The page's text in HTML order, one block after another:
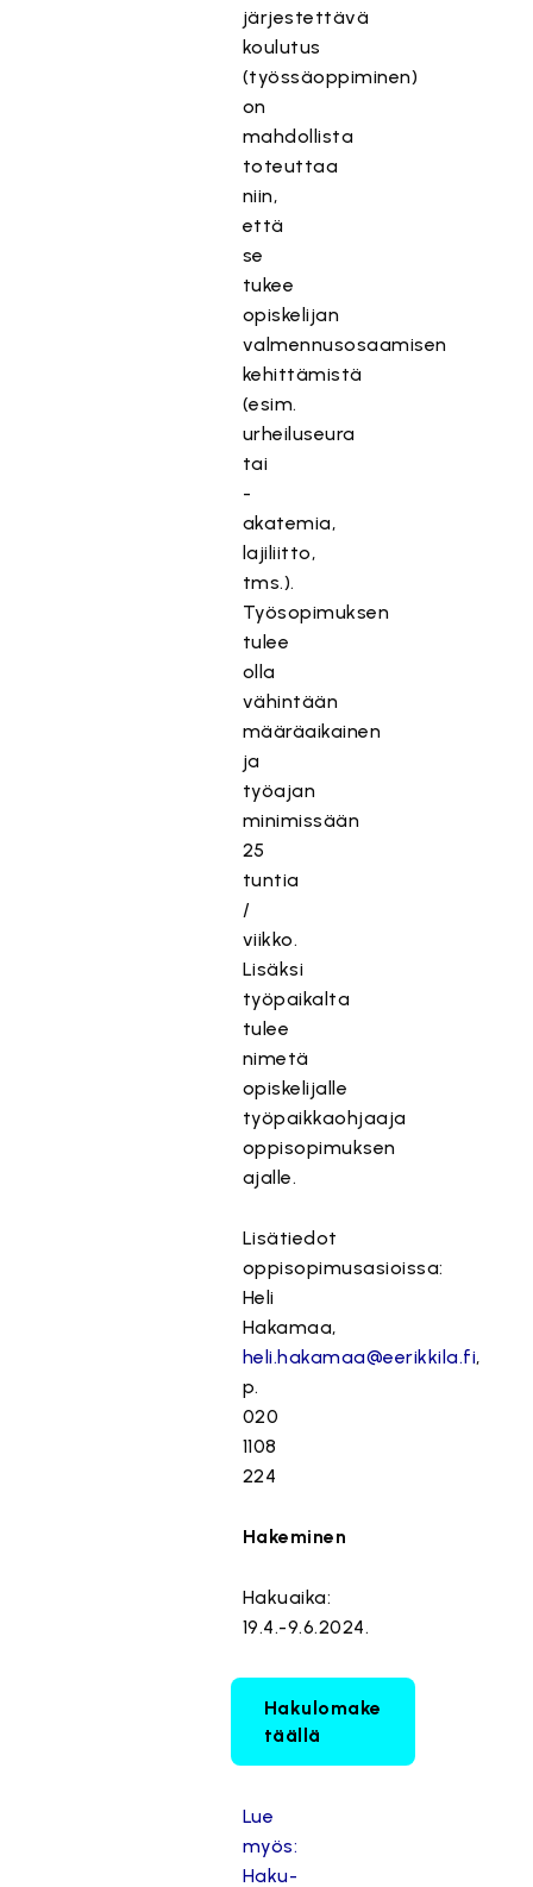
järjestettävä
koulutus
(työssäoppiminen)
on
mahdollista
toteuttaa
niin,
että
se
tukee
opiskelijan
valmennusosaamisen
kehittämistä
(esim.
urheiluseura
tai
-
akatemia,
lajiliitto,
tms.).
Työsopimuksen
tulee
olla
vähintään
määräaikainen
ja
työajan
minimissään
25
tuntia
/
viikko.
Lisäksi
työpaikalta
tulee
nimetä
opiskelijalle
työpaikkaohjaaja
oppisopimuksen
ajalle.
Lisätiedot
oppisopimusasioissa:
Heli
Hakamaa,
heli.hakamaa@eerikkila.fi,
p.
020
1108
224
Hakeminen
Hakuaika:
19.4.-9.6.2024.
Hakulomake
täällä
Lue
myös:
Haku-